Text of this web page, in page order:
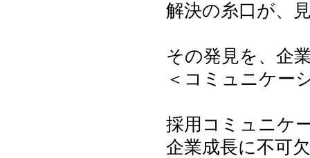
解決の糸口が、
その発見を、企
＜コミュニケー
採用コミュニケ
企業成長に不可